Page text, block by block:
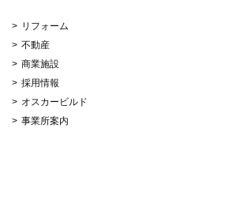
リフォーム
不動産
商業施設
採用情報
オスカービルド
事業所案内